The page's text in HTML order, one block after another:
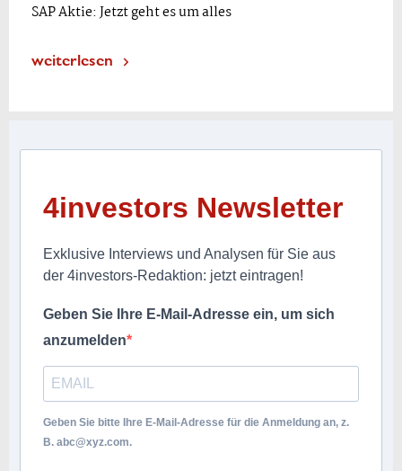
SAP Aktie: Jetzt geht es um alles
weiterlesen
4investors Newsletter
Exklusive Interviews und Analysen für Sie aus
der 4investors-Redaktion: jetzt eintragen!
Geben Sie Ihre E-Mail-Adresse ein, um sich
anzumelden
Geben Sie bitte Ihre E-Mail-Adresse für die Anmeldung an, z.
B. abc@xyz.com.